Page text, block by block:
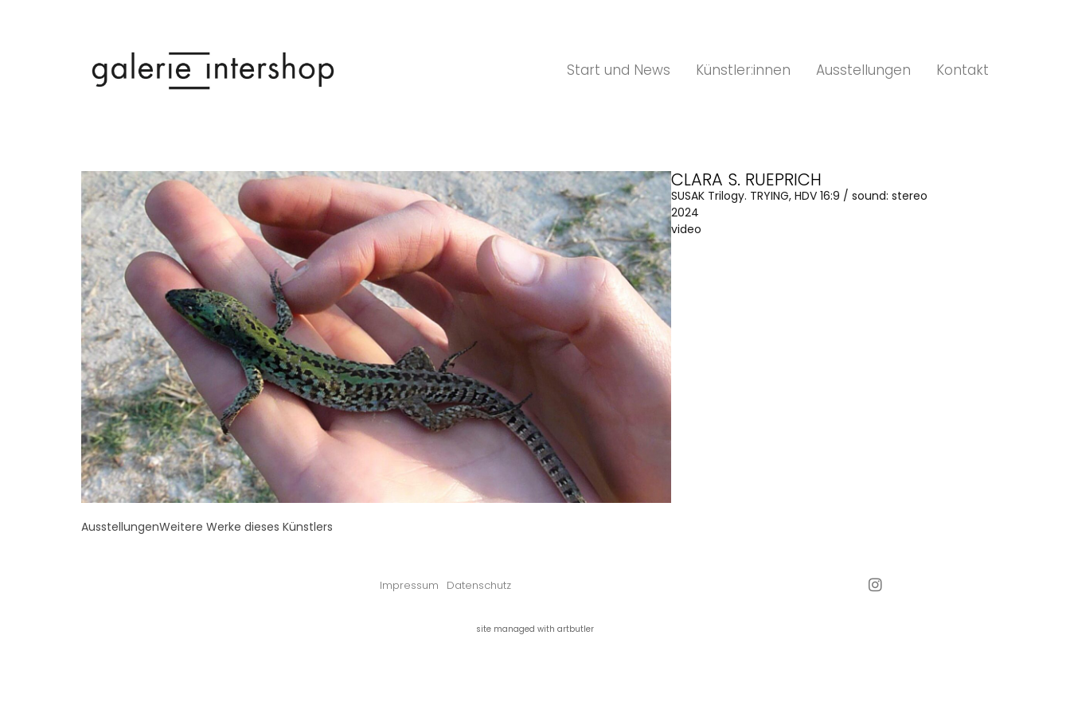
Start und News Künstler:innen Ausstellungen Kontakt
CLARA S. RUEPRICH
SUSAK Trilogy. TRYING, HDV 16:9 / sound: stereo
2024
video
AusstellungenWeitere Werke dieses Künstlers
Impressum Datenschutz
site managed with artbutler